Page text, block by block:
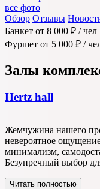
все фото
Обзор Отзывы
Банкет от 8 000 ₽ / чел
Фуршет от 5 000 ₽ /
Залы
Hertz hall
Жемчужина нашего
невероятное
минимализм,
Безупречный выбор
Читать полностью